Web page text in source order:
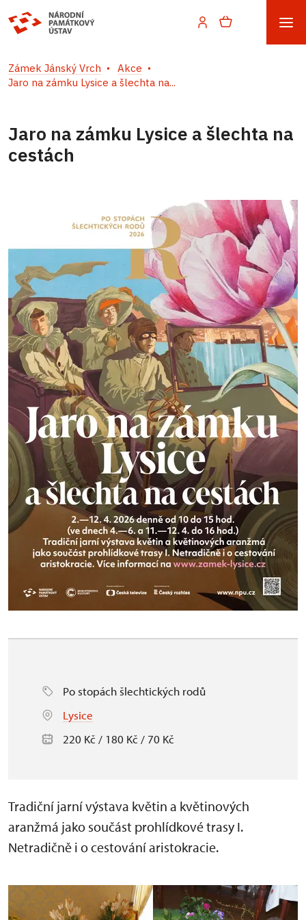
Zámek Jánský Vrch
Akce
Jaro na zámku Lysice a šlechta na...
Jaro na zámku Lysice a šlechta na
cestách
Po stopách šlechtických rodů
Lysice
220 Kč / 180 Kč / 70 Kč
Tradiční jarní výstava květin a květinových
aranžmá jako součást prohlídkové trasy I.
Netradičně i o cestování aristokracie.